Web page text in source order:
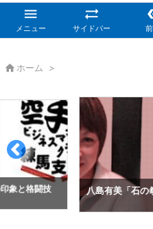

メニュー

サイドバー
 ホーム >
象と格闘技 八島有美「石の